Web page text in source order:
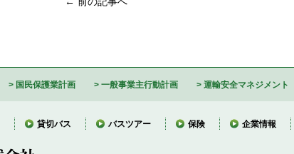
国民保護業計画 一般事業主行動計画 運輸安全マネジメント
貸切バス バスツアー 保険 企業情報